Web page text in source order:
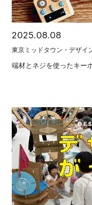
2025.08.08
東京ミッドタウン・デザイ
端材とネジを使ったキー